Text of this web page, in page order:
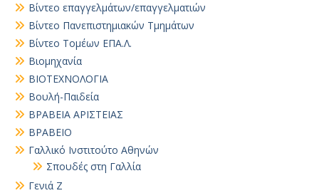
Βίντεο επαγγελμάτων/επαγγελματιών
Βίντεο Πανεπιστημιακών Τμημάτων
Βίντεο Τομέων ΕΠΑ.Λ.
Βιομηχανία
ΒΙΟΤΕΧΝΟΛΟΓΙΑ
Βουλή-Παιδεία
ΒΡΑΒΕΙΑ ΑΡΙΣΤΕΙΑΣ
ΒΡΑΒΕΙΟ
Γαλλικό Ινστιτούτο Αθηνών
Σπουδές στη Γαλλία
Γενιά Ζ